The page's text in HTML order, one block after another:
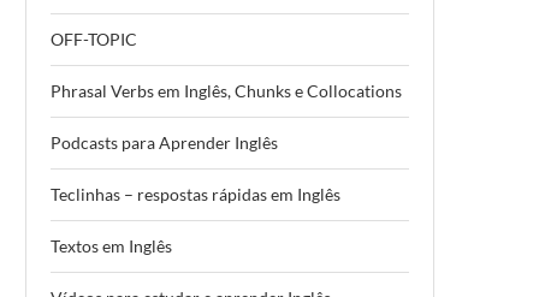
OFF-TOPIC
Phrasal Verbs em Inglês, Chunks e Collocations
Podcasts para Aprender Inglês
Teclinhas – respostas rápidas em Inglês
Textos em Inglês